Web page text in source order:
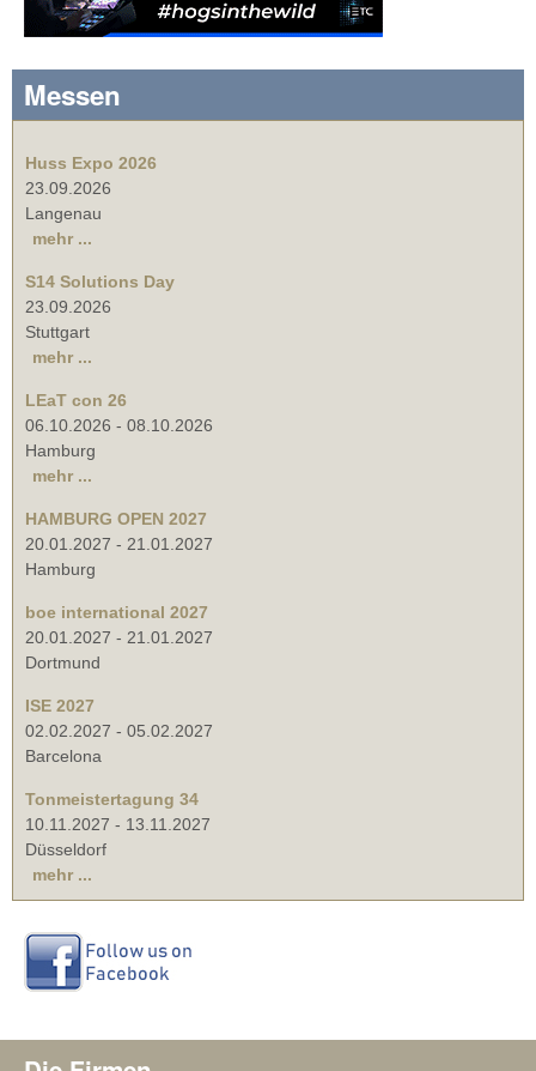
Messen
Huss Expo 2026
23.09.2026
Langenau
mehr ...
S14 Solutions Day
23.09.2026
Stuttgart
mehr ...
LEaT con 26
06.10.2026 - 08.10.2026
Hamburg
mehr ...
HAMBURG OPEN 2027
20.01.2027 - 21.01.2027
Hamburg
boe international 2027
20.01.2027 - 21.01.2027
Dortmund
ISE 2027
02.02.2027 - 05.02.2027
Barcelona
Tonmeistertagung 34
10.11.2027 - 13.11.2027
Düsseldorf
mehr ...